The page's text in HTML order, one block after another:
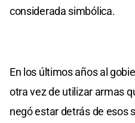
considerada simbólica.
En los últimos años al
otra vez de utilizar armas
negó estar detrás de esos